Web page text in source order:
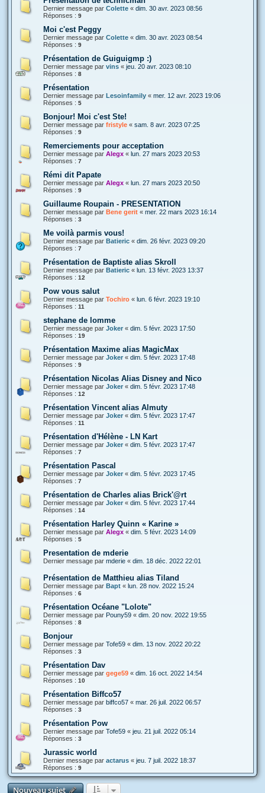
Dernier message par Colette « dim. 30 avr. 2023 08:56
Réponses : 9
Moi c'est Peggy
Dernier message par Colette « dim. 30 avr. 2023 08:54
Réponses : 9
Présentation de Guiguigmp :)
Dernier message par vins « jeu. 20 avr. 2023 08:10
Réponses : 8
Présentation
Dernier message par Lesoinfamily « mer. 12 avr. 2023 19:06
Réponses : 5
Bonjour! Moi c'est Ste!
Dernier message par fristyle « sam. 8 avr. 2023 07:25
Réponses : 9
Remerciements pour acceptation
Dernier message par Alegx « lun. 27 mars 2023 20:53
Réponses : 7
Rémi dit Papate
Dernier message par Alegx « lun. 27 mars 2023 20:50
Réponses : 9
Guillaume Roupain - PRESENTATION
Dernier message par Bene gerit « mer. 22 mars 2023 16:14
Réponses : 3
Me voilà parmis vous!
Dernier message par Batieric « dim. 26 févr. 2023 09:20
Réponses : 7
Présentation de Baptiste alias Skroll
Dernier message par Batieric « lun. 13 févr. 2023 13:37
Réponses : 12
Pow vous salut
Dernier message par Tochiro « lun. 6 févr. 2023 19:10
Réponses : 11
stephane de lomme
Dernier message par Joker « dim. 5 févr. 2023 17:50
Réponses : 19
Présentation Maxime alias MagicMax
Dernier message par Joker « dim. 5 févr. 2023 17:48
Réponses : 9
Présentation Nicolas Alias Disney and Nico
Dernier message par Joker « dim. 5 févr. 2023 17:48
Réponses : 12
Présentation Vincent alias Almuty
Dernier message par Joker « dim. 5 févr. 2023 17:47
Réponses : 11
Présentation d'Hélène - LN Kart
Dernier message par Joker « dim. 5 févr. 2023 17:47
Réponses : 7
Présentation Pascal
Dernier message par Joker « dim. 5 févr. 2023 17:45
Réponses : 7
Présentation de Charles alias Brick'@rt
Dernier message par Joker « dim. 5 févr. 2023 17:44
Réponses : 14
Présentation Harley Quinn « Karine »
Dernier message par Alegx « dim. 5 févr. 2023 14:09
Réponses : 5
Presentation de mderie
Dernier message par mderie « dim. 18 déc. 2022 22:01
Présentation de Matthieu alias Tiland
Dernier message par Bapt « lun. 28 nov. 2022 15:24
Réponses : 6
Présentation Océane "Lolote"
Dernier message par Pouny59 « dim. 20 nov. 2022 19:55
Réponses : 8
Bonjour
Dernier message par Tofe59 « dim. 13 nov. 2022 20:22
Réponses : 3
Présentation Dav
Dernier message par gege59 « dim. 16 oct. 2022 14:54
Réponses : 10
Présentation Biffco57
Dernier message par biffco57 « mar. 26 juil. 2022 06:57
Réponses : 3
Présentation Pow
Dernier message par Tofe59 « jeu. 21 juil. 2022 05:14
Réponses : 3
Jurassic world
Dernier message par actarus « jeu. 7 juil. 2022 18:37
Réponses : 9
Nouveau sujet